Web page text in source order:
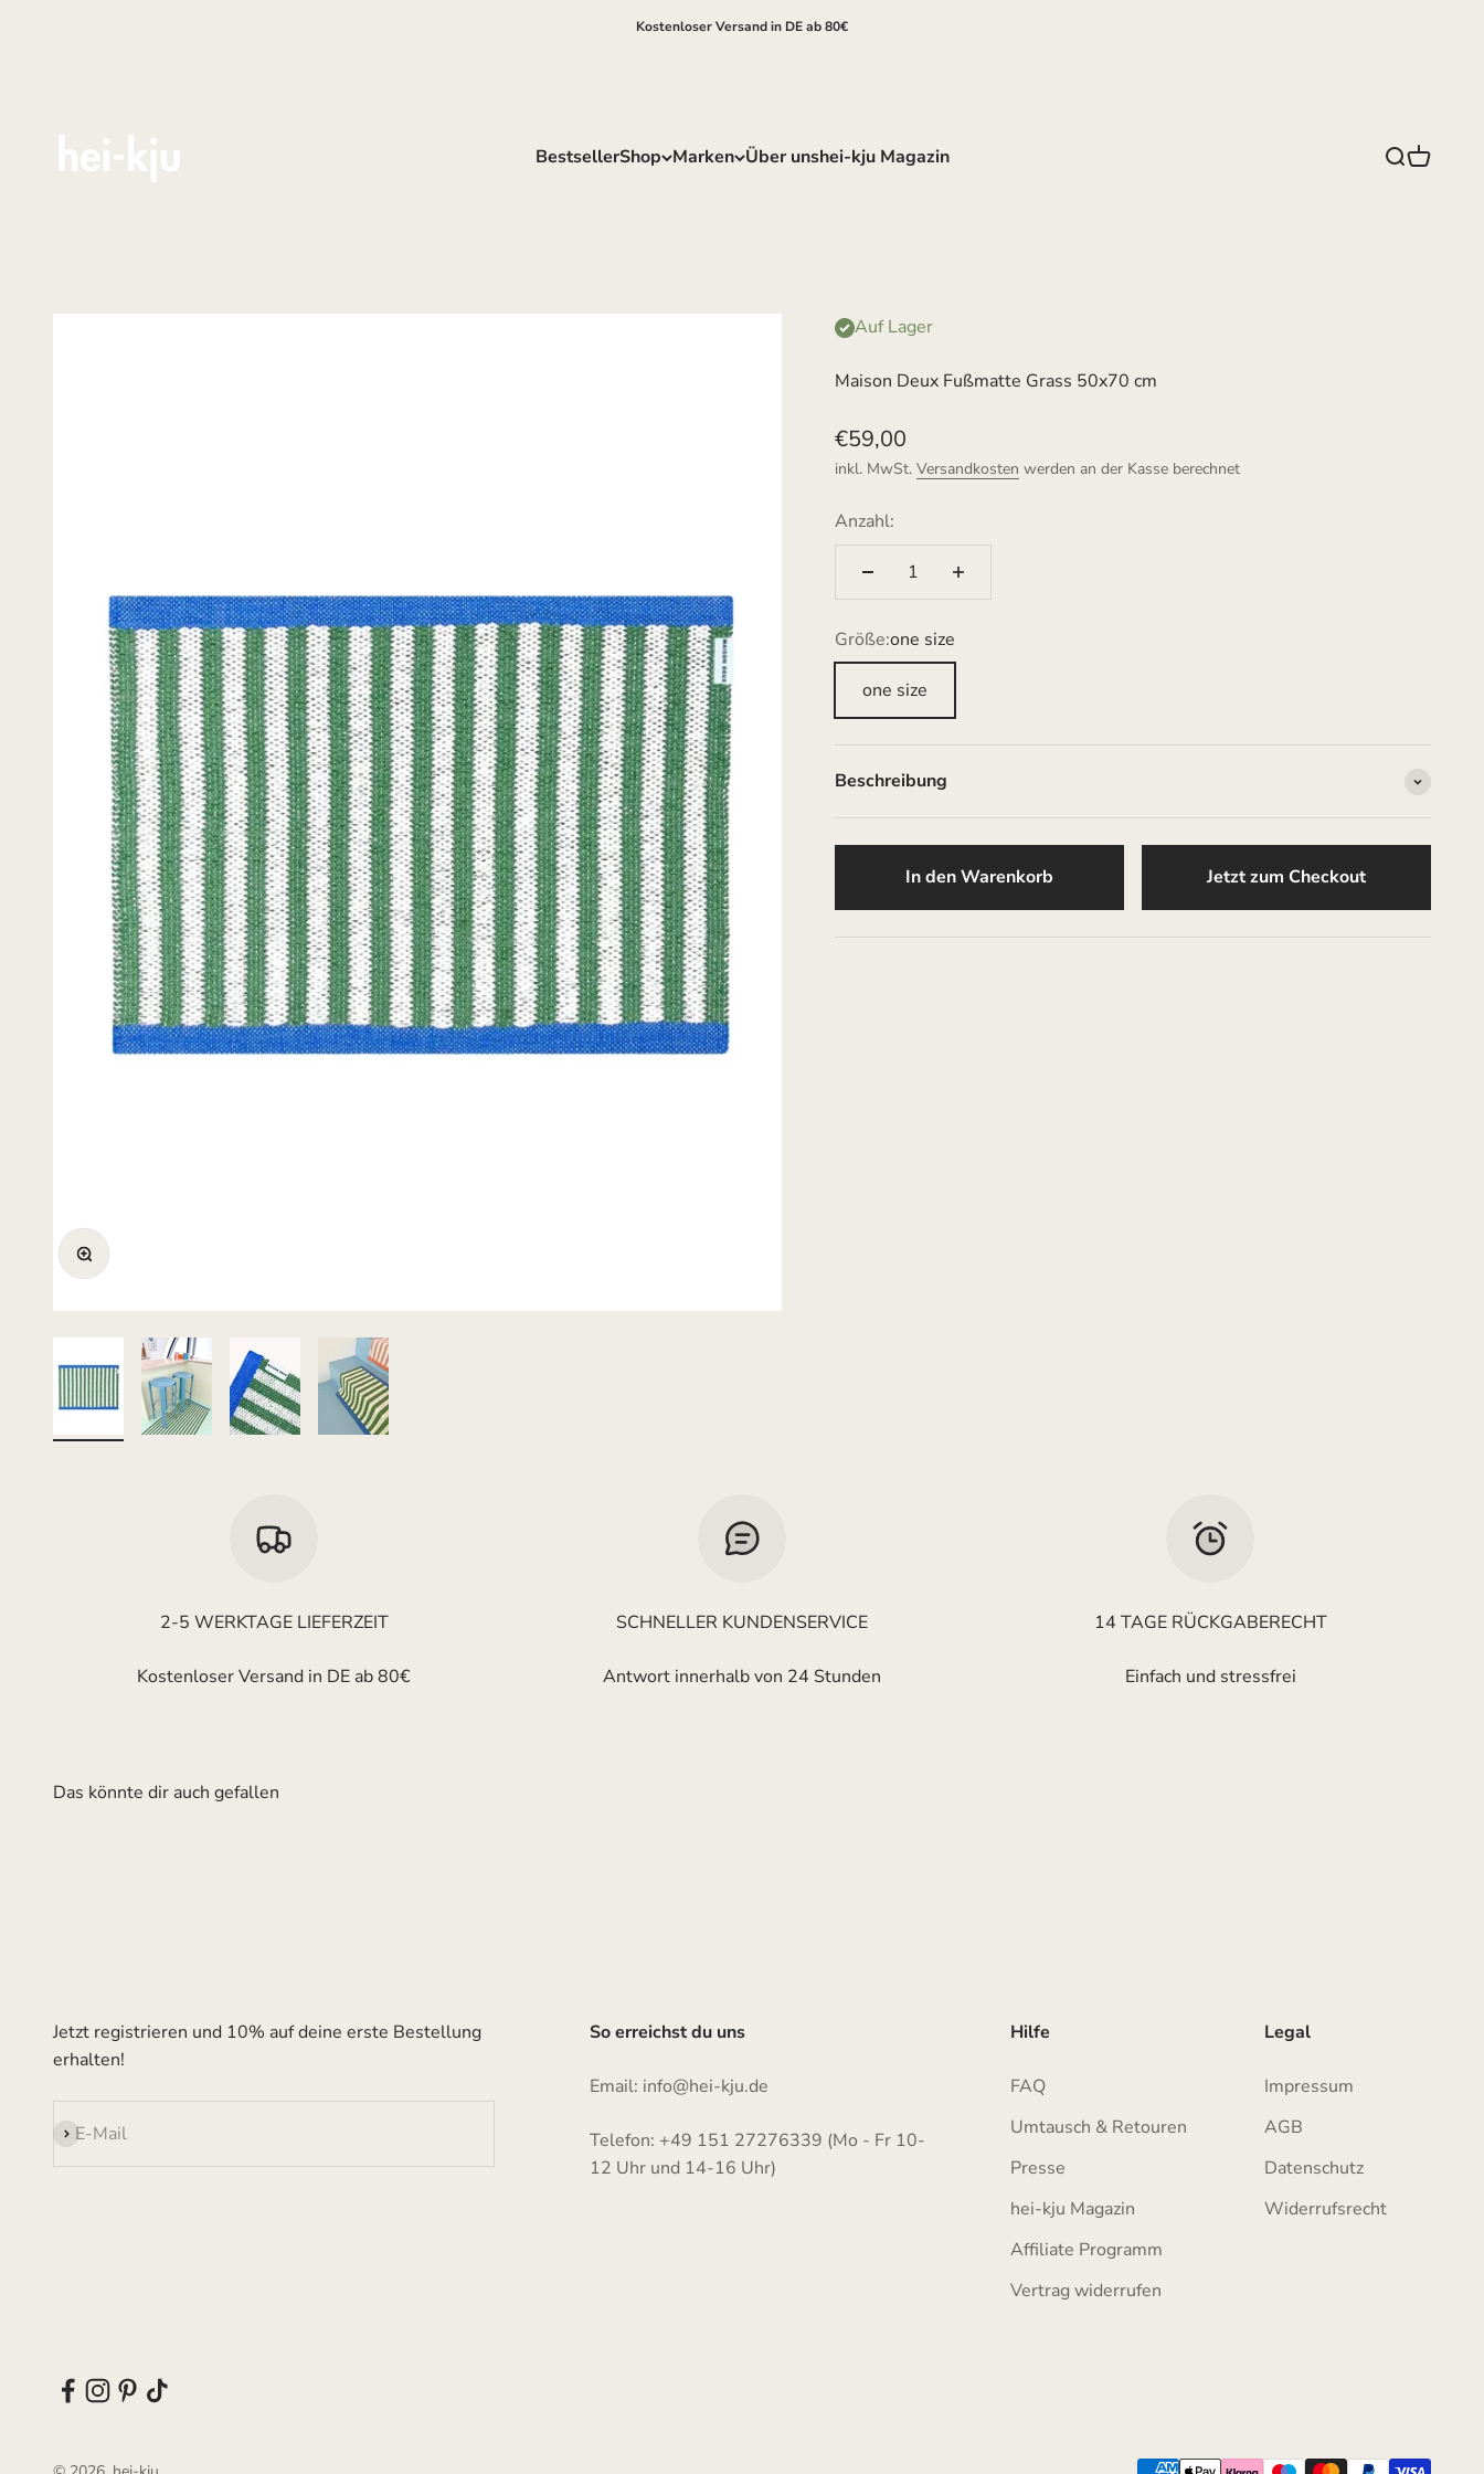
Kostenloser Versand in DE ab 80€
BestsellerShop Marken Über unshei-kju Magazin Suche
Bild vergrößern
Auf Lager
Maison Deux Fußmatte Grass 50x70 cm
Angebot
€59,00
inkl. MwSt. Versandkosten werden an der Kasse berechnet
Anzahl:
Größe:one size
one size
Beschreibung
In den Warenkorb Jetzt zum Checkout
2-5 WERKTAGE LIEFERZEIT
Kostenloser Versand in DE ab 80€
SCHNELLER KUNDENSERVICE
Antwort innerhalb von 24 Stunden
14 TAGE RÜCKGABERECHT
Einfach und stressfrei
Jetzt registrieren und 10% auf deine erste Bestellung
erhalten!
E-Mail
Abonnieren
So erreichst du uns
Email: info@hei-kju.de
Telefon: +49 151 27276339 (Mo - Fr 10-
12 Uhr und 14-16 Uhr)
Hilfe
FAQ
Umtausch & Retouren
Presse
hei-kju Magazin
Affiliate Programm
Vertrag widerrufen
Legal
Impressum
AGB
Datenschutz
Widerrufsrecht